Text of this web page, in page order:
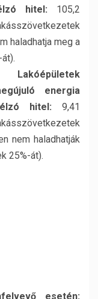
hitel: 105,2
haladhatja meg a
energia
hitel: 9,41
nem haladhatják
25%-át).
esetén: